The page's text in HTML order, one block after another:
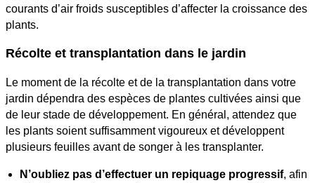
courants d’air froids susceptibles d’affecter la croissance des
plants.
Récolte et transplantation dans le jardin
Le moment de la récolte et de la transplantation dans votre
jardin dépendra des espèces de plantes cultivées ainsi que
de leur stade de développement. En général, attendez que
les plants soient suffisamment vigoureux et développent
plusieurs feuilles avant de songer à les transplanter.
N’oubliez pas d’effectuer un repiquage progressif, afin